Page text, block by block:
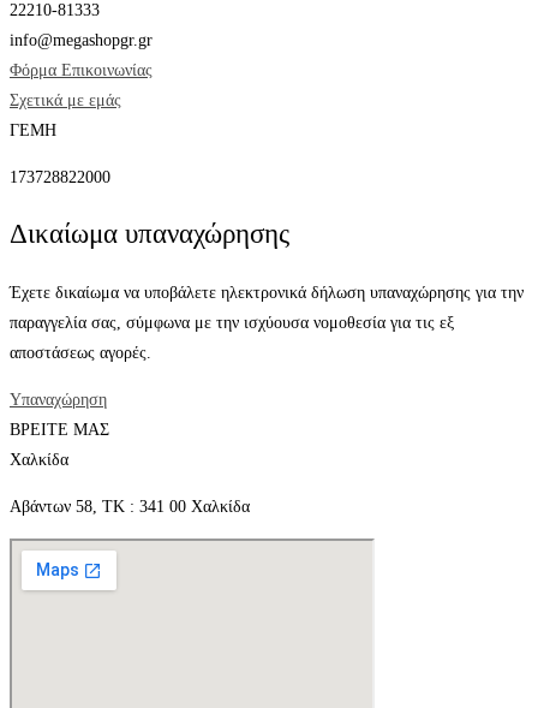
22210-81333
info@megashopgr.gr
Φόρμα Επικοινωνίας
Σχετικά με εμάς
ΓΕΜΗ
173728822000
Δικαίωμα υπαναχώρησης
Έχετε δικαίωμα να υποβάλετε ηλεκτρονικά δήλωση υπαναχώρησης για την
παραγγελία σας, σύμφωνα με την ισχύουσα νομοθεσία για τις εξ
αποστάσεως αγορές.
Υπαναχώρηση
ΒΡΕΙΤΕ ΜΑΣ
Χαλκίδα
Αβάντων 58, ΤΚ : 341 00 Χαλκίδα